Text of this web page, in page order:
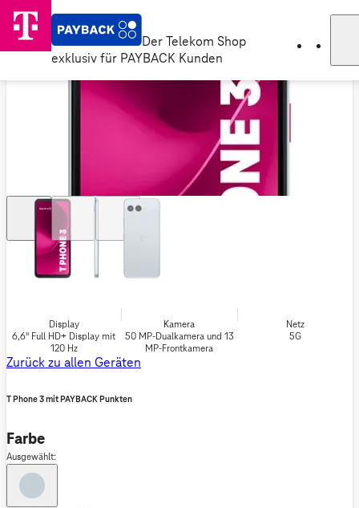
Der Telekom Shop
exklusiv für PAYBACK Kunden
Display
6,6" Full HD+ Display mit
120 Hz
Kamera
50 MP-Dualkamera und 13
MP-Frontkamera
Netz
5G
Zurück zu allen Geräten
T Phone 3 mit PAYBACK Punkten
Farbe
Ausgewählt: